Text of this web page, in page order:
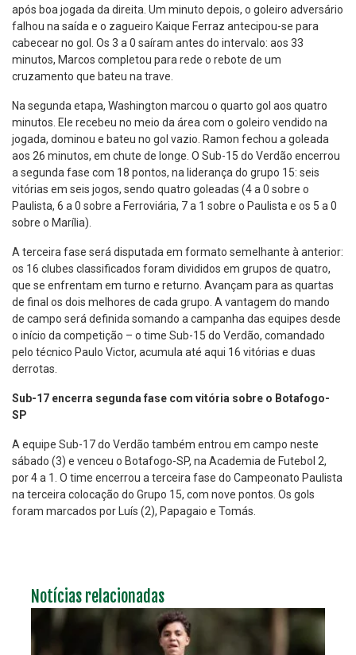
após boa jogada da direita. Um minuto depois, o goleiro adversário
falhou na saída e o zagueiro Kaique Ferraz antecipou-se para
cabecear no gol. Os 3 a 0 saíram antes do intervalo: aos 33
minutos, Marcos completou para rede o rebote de um
cruzamento que bateu na trave.
Na segunda etapa, Washington marcou o quarto gol aos quatro
minutos. Ele recebeu no meio da área com o goleiro vendido na
jogada, dominou e bateu no gol vazio. Ramon fechou a goleada
aos 26 minutos, em chute de longe. O Sub-15 do Verdão encerrou
a segunda fase com 18 pontos, na liderança do grupo 15: seis
vitórias em seis jogos, sendo quatro goleadas (4 a 0 sobre o
Paulista, 6 a 0 sobre a Ferroviária, 7 a 1 sobre o Paulista e os 5 a 0
sobre o Marília).
A terceira fase será disputada em formato semelhante à anterior:
os 16 clubes classificados foram divididos em grupos de quatro,
que se enfrentam em turno e returno. Avançam para as quartas
de final os dois melhores de cada grupo. A vantagem do mando
de campo será definida somando a campanha das equipes desde
o início da competição – o time Sub-15 do Verdão, comandado
pelo técnico Paulo Victor, acumula até aqui 16 vitórias e duas
derrotas.
Sub-17 encerra segunda fase com vitória sobre o Botafogo-
SP
A equipe Sub-17 do Verdão também entrou em campo neste
sábado (3) e venceu o Botafogo-SP, na Academia de Futebol 2,
por 4 a 1. O time encerrou a terceira fase do Campeonato Paulista
na terceira colocação do Grupo 15, com nove pontos. Os gols
foram marcados por Luís (2), Papagaio e Tomás.
Notícias relacionadas